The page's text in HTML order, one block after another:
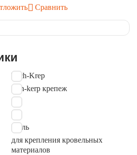
Сравнить
Tech-Krep
tech-kerp крепеж
5,5
19
сталь
для крепления кровельных
материалов